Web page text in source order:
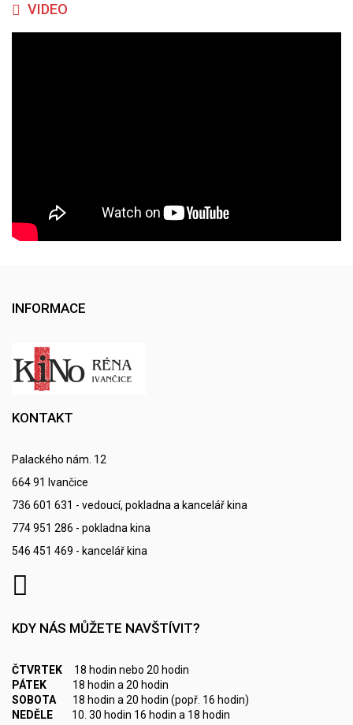
VIDEO
INFORMACE
KONTAKT
Palackého nám. 12
664 91 Ivančice
736 601 631 - vedoucí, pokladna a kancelář kina
774 951 286 - pokladna kina
546 451 469 - kancelář kina
KDY NÁS MŮŽETE NAVŠTÍVIT?
ČTVRTEK 18 hodin nebo 20 hodin
PÁTEK
18 hodin a 20 hodin
SOBOTA 18 hodin a 20 hodin (popř. 16 hodin)
NEDĚLE 10. 30 hodin 16 hodin a 18 hodin